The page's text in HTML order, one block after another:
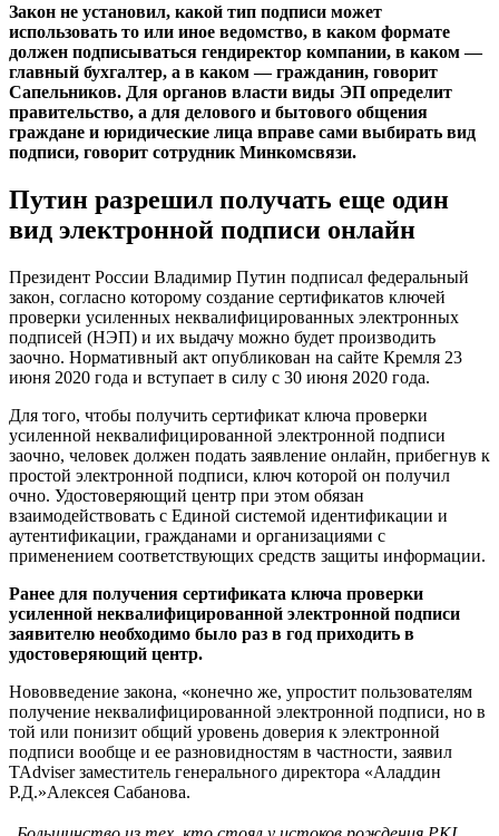
Закон не установил, какой тип подписи может
использовать то или иное ведомство, в каком формате
должен подписываться гендиректор компании, в каком —
главный бухгалтер, а в каком — гражданин, говорит
Сапельников. Для органов власти виды ЭП определит
правительство, а для делового и бытового общения
граждане и юридические лица вправе сами выбирать вид
подписи, говорит сотрудник Минкомсвязи.
Путин разрешил получать еще один
вид электронной подписи онлайн
Президент России Владимир Путин подписал федеральный
закон, согласно которому создание сертификатов ключей
проверки усиленных неквалифицированных электронных
подписей (НЭП) и их выдачу можно будет производить
заочно. Нормативный акт опубликован на сайте Кремля 23
июня 2020 года и вступает в силу с 30 июня 2020 года.
Для того, чтобы получить сертификат ключа проверки
усиленной неквалифицированной электронной подписи
заочно, человек должен подать заявление онлайн, прибегнув к
простой электронной подписи, ключ которой он получил
очно. Удостоверяющий центр при этом обязан
взаимодействовать с Единой системой идентификации и
аутентификации, гражданами и организациями с
применением соответствующих средств защиты информации.
Ранее для получения сертификата ключа проверки
усиленной неквалифицированной электронной подписи
заявителю необходимо было раз в год приходить в
удостоверяющий центр.
Нововведение закона, «конечно же, упростит пользователям
получение неквалифицированной электронной подписи, но в
той или понизит общий уровень доверия к электронной
подписи вообще и ее разновидностям в частности, заявил
TAdviser заместитель генерального директора «Аладдин
Р.Д.»Алексея Сабанова.